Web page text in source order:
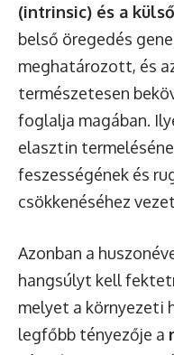
(intrinsic) és a
belső öregedés
meghatározott, és
természetesen
foglalja magában.
elasztin
feszességének és
csökkenéséhez
Azonban a
hangsúlyt kell
melyet a környezeti
legfőbb tényezője a